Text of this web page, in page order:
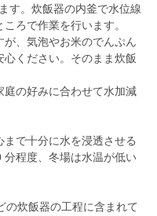
す。炊飯器の内釜で水位線
ろで作業を行います。
、気泡やお米のでんぷん
ください。そのまま炊飯
庭の好みに合わせて水加減
で十分に水を浸透させる
分程度、冬場は水温が低い
の炊飯器の工程に含まれて